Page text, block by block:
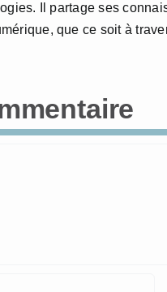
Il partage ses
que ce soit à